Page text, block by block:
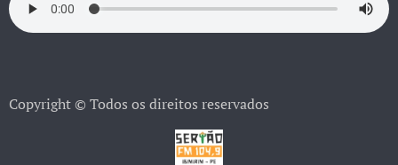
Copyright © Todos os direitos reservados